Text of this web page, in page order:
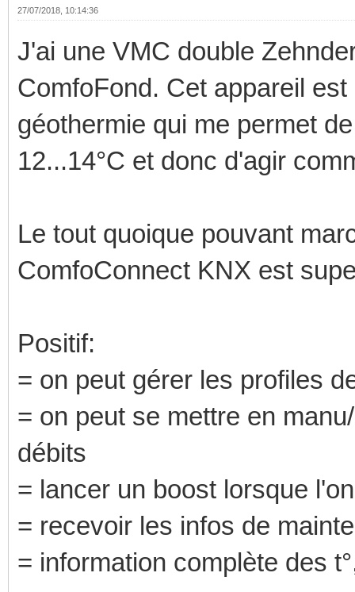
27/07/2018, 10:14:36
J'ai une VMC double
ComfoFond. Cet appareil
géothermie qui me permet
12...14°C et donc d'agir
Le tout quoique pouvant
ComfoConnect KNX est
Positif:
= on peut gérer les profiles
= on peut se mettre en
débits
= lancer un boost lorsque
= recevoir les infos de
= information complète des